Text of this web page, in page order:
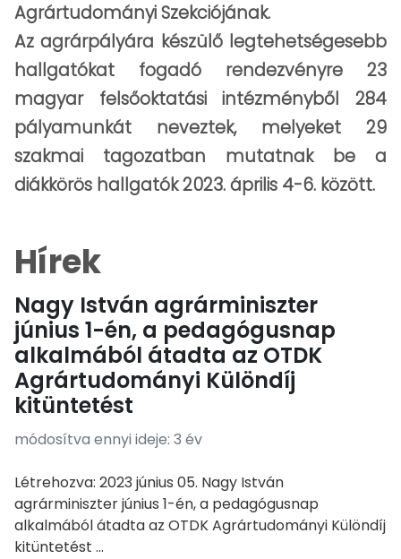
Agrártudományi Szekciójának.
Az agrárpályára készülő legtehetségesebb
hallgatókat fogadó rendezvényre 23
magyar felsőoktatási intézményből 284
pályamunkát neveztek, melyeket 29
szakmai tagozatban mutatnak be a
diákkörös hallgatók 2023. április 4-6. között.
Hírek
Nagy István agrárminiszter
június 1-én, a pedagógusnap
alkalmából átadta az OTDK
Agrártudományi Különdíj
kitüntetést
módosítva ennyi ideje: 3 év
Létrehozva: 2023 június 05. Nagy István
agrárminiszter június 1-én, a pedagógusnap
alkalmából átadta az OTDK Agrártudományi Különdíj
kitüntetést ...